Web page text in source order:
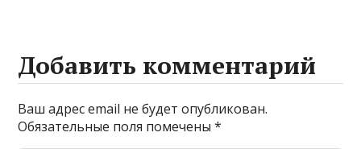
Добавить комментарий
Ваш адрес email не будет опубликован.
Обязательные поля помечены*